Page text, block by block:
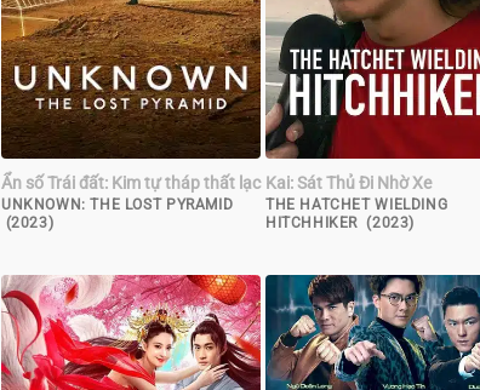
Ẩn số Trái đất: Kim tự tháp thất lạc
UNKNOWN: THE LOST PYRAMID
(2023)
Kai: Sát Thủ Đi Nhờ Xe
THE HATCHET WIELDING
HITCHHIKER (2023)